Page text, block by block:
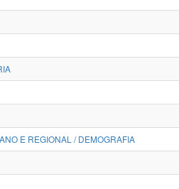
E REGIONAL / DEMOGRAFIA